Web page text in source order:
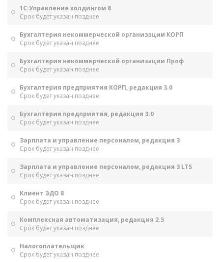
1С:Управление холдингом 8
Срок будет указан позднее
Бухгалтерия некоммерческой организации КОРП
Срок будет указан позднее
Бухгалтерия некоммерческой организации Проф
Срок будет указан позднее
Бухгалтерия предприятия КОРП, редакция 3.0
Срок будет указан позднее
Бухгалтерия предприятия, редакция 3.0
Срок будет указан позднее
Зарплата и управление персоналом, редакция 3
Срок будет указан позднее
Зарплата и управление персоналом, редакция 3 LTS
Срок будет указан позднее
Клиент ЭДО 8
Срок будет указан позднее
Комплексная автоматизация, редакция 2.5
Срок будет указан позднее
Налогоплательщик
Срок будет указан позднее